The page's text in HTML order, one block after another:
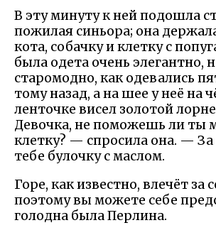
В эту минуту к ней подошла
пожилая синьора; она
кота, собачку и клетку с
была одета очень элегантно,
старомодно, как одевались
тому назад, а на шее у неё на
ленточке висел золотой
Девочка, не поможешь ли ты
клетку? — спросила она. — За
тебе булочку с маслом.
Горе, как известно, влечёт за
поэтому вы можете себе
голодна была Перлина.